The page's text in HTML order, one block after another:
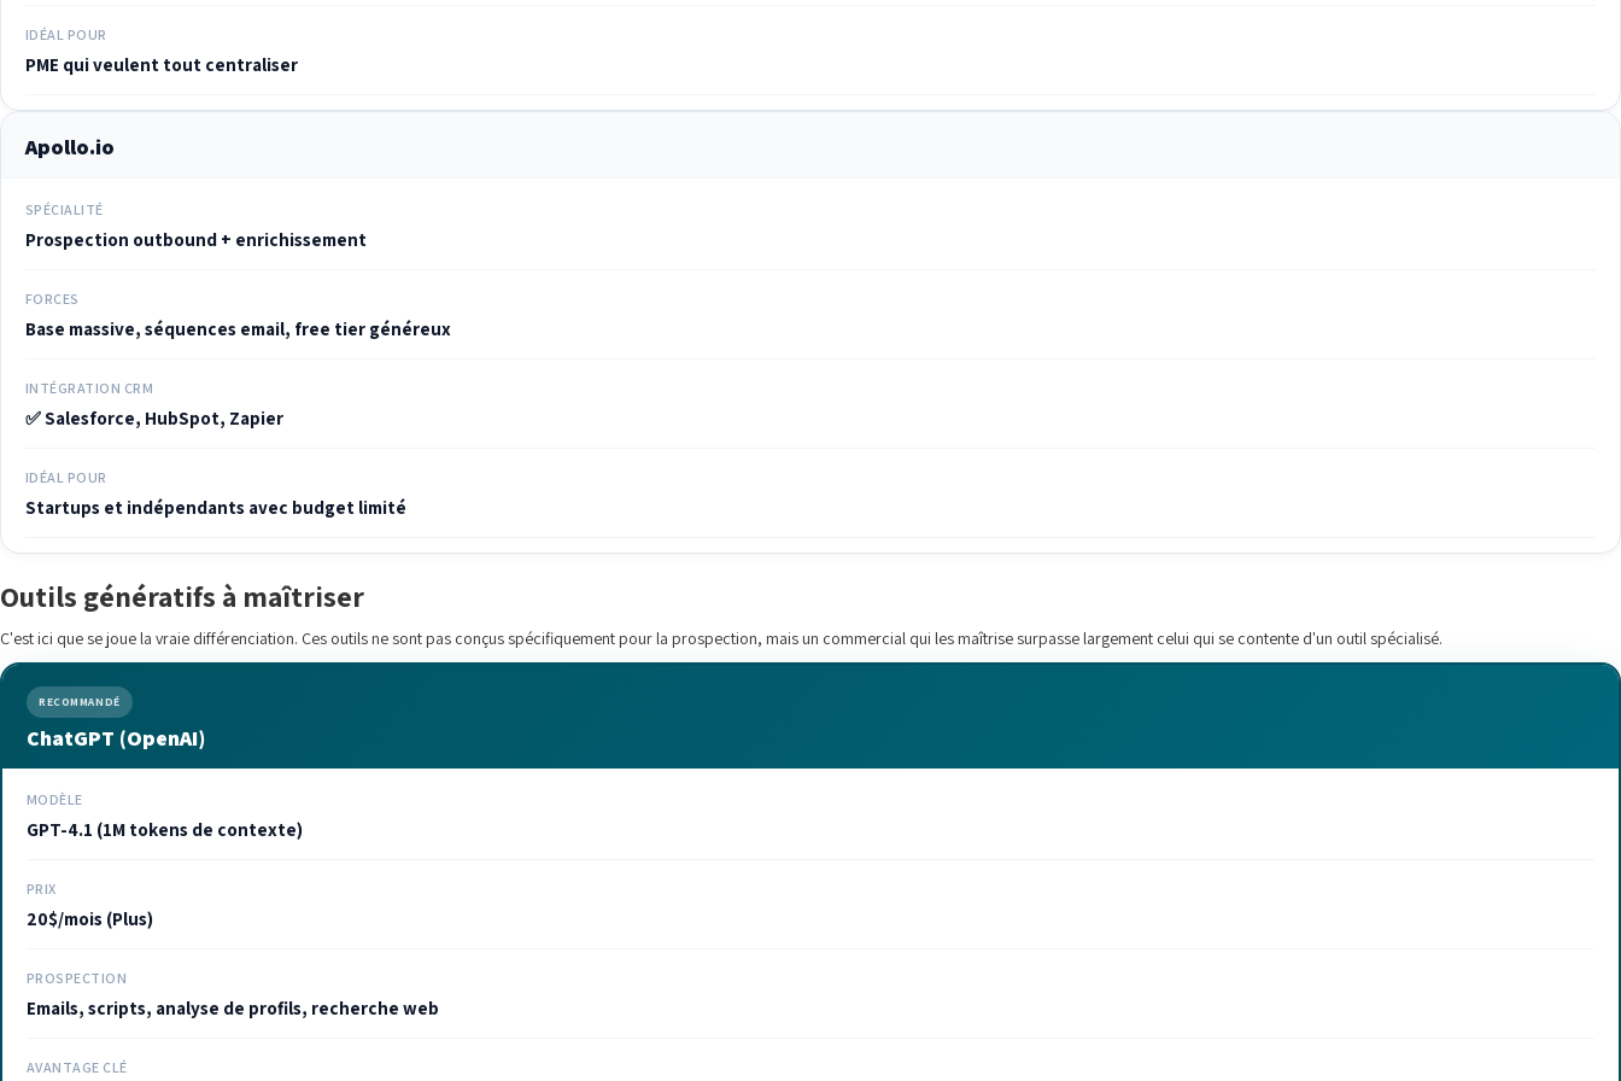
IDÉAL POUR
PME qui veulent tout centraliser
Apollo.io
SPÉCIALITÉ
Prospection outbound + enrichissement
FORCES
Base massive, séquences email, free tier généreux
INTÉGRATION CRM
✅ Salesforce, HubSpot, Zapier
IDÉAL POUR
Startups et indépendants avec budget limité
Outils génératifs à maîtriser
C'est ici que se joue la vraie différenciation. Ces outils ne sont pas conçus spécifiquement pour la prospection, mais un commercial qui les maîtrise surpasse largement celui qui se contente d'un outil spécialisé.
RECOMMANDÉ
ChatGPT (OpenAI)
MODÈLE
GPT-4.1 (1M tokens de contexte)
PRIX
20$/mois (Plus)
PROSPECTION
Emails, scripts, analyse de profils, recherche web
AVANTAGE CLÉ